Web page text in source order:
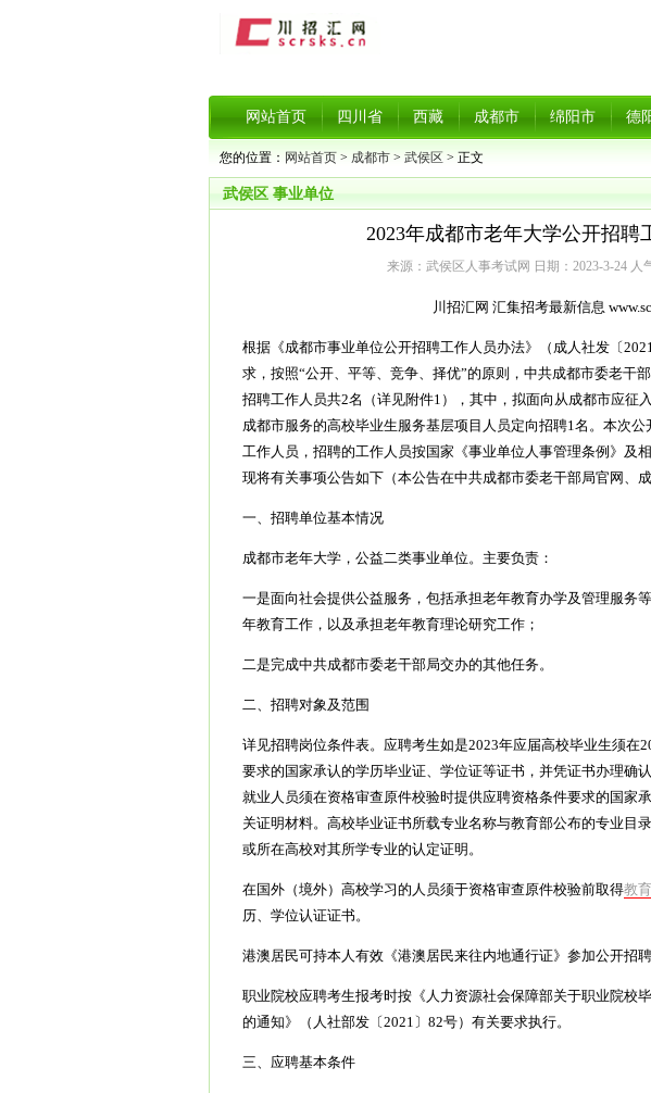
网站首页 四川省 西藏 成都市 绵阳市 德
您的位置： 网站首页 > 成都市 > 武侯区 > 正文
武侯区 事业单位
2023年成都市老年大学公开招聘
来源：武侯区人事考试网 日期：2023-3-24 人
川招汇网 汇集招考最新信息
根据《成都市事业单位公开招聘工作人员办法》（成人社发〔
求，按照“公开、平等、竞争、择优”的原则，中共成都市委老干
招聘工作人员共2名（详见附件1），其中，拟面向从成都市应征
成都市服务的高校毕业生服务基层项目人员定向招聘1名。本次
工作人员，招聘的工作人员按国家《事业单位人事管理条例》及
现将有关事项公告如下（本公告在中共成都市委老干部局官网、
一、招聘单位基本情况
成都市老年大学，公益二类事业单位。主要负责：
一是面向社会提供公益服务，包括承担老年教育办学及管理服务
年教育工作，以及承担老年教育理论研究工作；
二是完成中共成都市委老干部局交办的其他任务。
二、招聘对象及范围
详见招聘岗位条件表。应聘考生如是2023年应届高校毕业生须在
要求的国家承认的学历毕业证、学位证等证书，并凭证书办理确
就业人员须在资格审查原件校验时提供应聘资格条件要求的国家
关证明材料。高校毕业证书所载专业名称与教育部公布的专业目
或所在高校对其所学专业的认定证明。
在国外（境外）高校学习的人员须于资格审查原件校验前取得教
历、学位认证证书。
港澳居民可持本人有效《港澳居民来往内地通行证》参加公开招聘
职业院校应聘考生报考时按《人力资源社会保障部关于职业院校
的通知》（人社部发〔2021〕82号）有关要求执行。
三、应聘基本条件